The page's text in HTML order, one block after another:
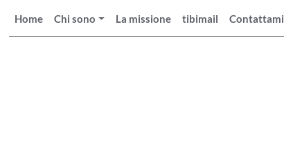
Home Chi sono La missione tibimail Contattami